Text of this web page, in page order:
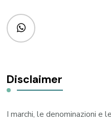
Disclaimer
I marchi, le denominazioni e